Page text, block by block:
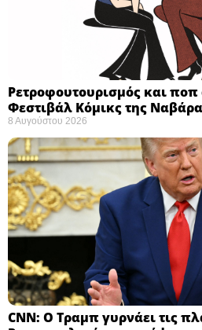
Ρετροφουτουρισμός και ποπ
Φεστιβάλ Κόμικς της Ναβάρα ​
8 Αυγούστου 2026
CNN: Ο Τραμπ γυρνάει τις